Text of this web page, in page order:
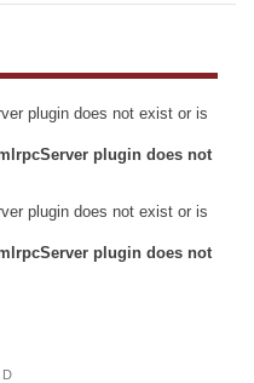
plugin does not exist or is
plugin does not
plugin does not exist or is
plugin does not
D